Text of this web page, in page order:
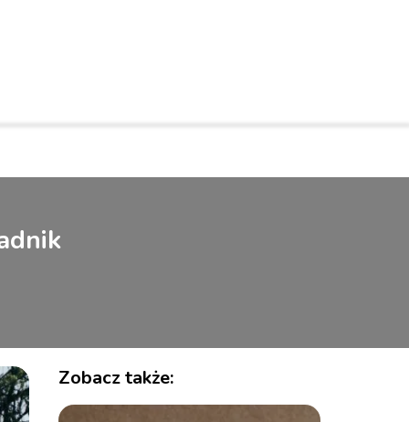
Zobacz także: